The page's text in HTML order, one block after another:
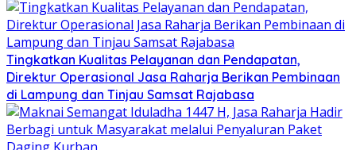
Tingkatkan Kualitas Pelayanan dan Pendapatan,
Direktur Operasional Jasa Raharja Berikan Pembinaan
di Lampung dan Tinjau Samsat Rajabasa